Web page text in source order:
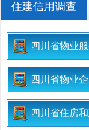
住建信用调查
四川省物业
四川省物业
四川省住房